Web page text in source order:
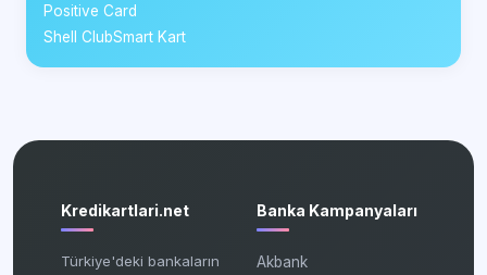
Positive Card
Shell ClubSmart Kart
Kredikartlari.net
Türkiye'deki bankaların
Banka Kampanyaları
Akbank